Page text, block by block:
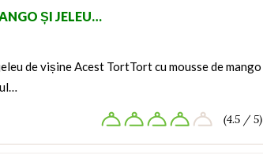
ȘI JELEU…
de vișine Acest TortTort cu mousse de mango
(4.5 / 5)